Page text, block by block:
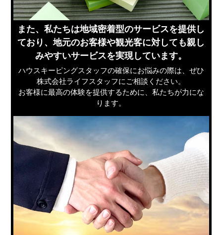
また、私たちは地域密着型のサービスを提供し
ており、地元のお客様や観光客に対しても親し
みやすいサービスを実現しています。
ハウスキーピングスタッフの確保にお悩みの際は、ぜひ
株式会社ライフスタッフにご相談ください。
お客様に最高の体験を提供するために、私たちが力にな
ります。